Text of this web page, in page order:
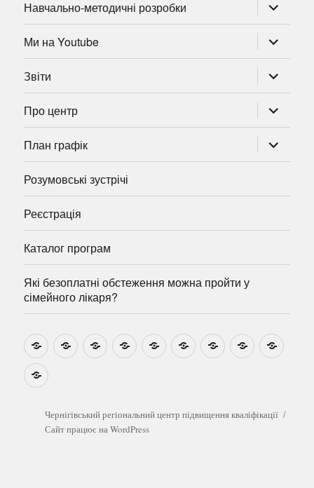
Навчально-методичні розробки
підменю
Ми на Youtube
підменю
Звіти
підменю
Про центр
підменю
План графік
підменю
Розумовські зустрічі
Реєстрація
Каталог програм
Які безоплатні обстеження можна пройти у
сімейного лікаря?
НовиниНавчально-
методичні
Ми
на
Звіти Про
центр
План
графік
Розумовські
зустрічі
Реєстрація
Які
безоплатні
можна
пройти
у
Чернігівський регіональний центр підвищення кваліфікації
Сайт працює на WordPress